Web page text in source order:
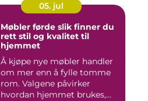
05. jul
Møbler førde slik finner du
rett stil og kvalitet til
hjemmet
Å kjøpe nye møbler handler
om mer enn å fylle tomme
rom. Valgene påvirker
hvordan hjemmet brukes,